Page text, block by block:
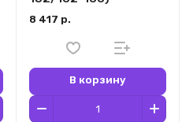
8 417 р.
В корзину